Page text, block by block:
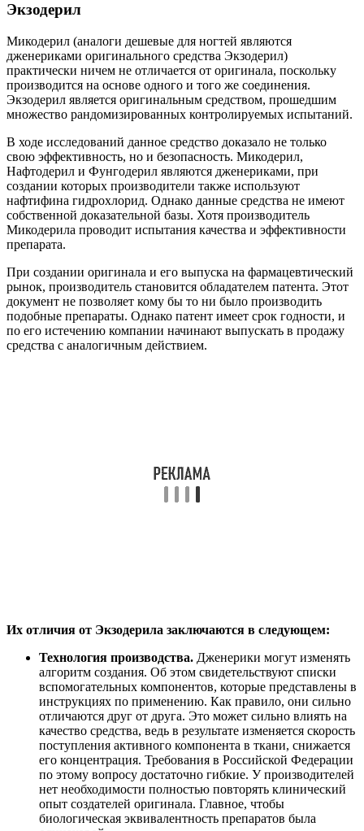
Экзодерил
Микодерил (аналоги дешевые для ногтей являются
дженериками оригинального средства Экзодерил)
практически ничем не отличается от оригинала, поскольку
производится на основе одного и того же соединения.
Экзодерил является оригинальным средством, прошедшим
множество рандомизированных контролируемых испытаний.
В ходе исследований данное средство доказало не только
свою эффективность, но и безопасность. Микодерил,
Нафтодерил и Фунгодерил являются дженериками, при
создании которых производители также используют
нафтифина гидрохлорид. Однако данные средства не имеют
собственной доказательной базы. Хотя производитель
Микодерила проводит испытания качества и эффективности
препарата.
При создании оригинала и его выпуска на фармацевтический
рынок, производитель становится обладателем патента. Этот
документ не позволяет кому бы то ни было производить
подобные препараты. Однако патент имеет срок годности, и
по его истечению компании начинают выпускать в продажу
средства с аналогичным действием.
Их отличия от Экзодерила заключаются в следующем:
Технология производства. Дженерики могут изменять
алгоритм создания. Об этом свидетельствуют списки
вспомогательных компонентов, которые представлены в
инструкциях по применению. Как правило, они сильно
отличаются друг от друга. Это может сильно влиять на
качество средства, ведь в результате изменяется скорость
поступления активного компонента в ткани, снижается
его концентрация. Требования в Российской Федерации
по этому вопросу достаточно гибкие. У производителей
нет необходимости полностью повторять клинический
опыт создателей оригинала. Главное, чтобы
биологическая эквивалентность препаратов была